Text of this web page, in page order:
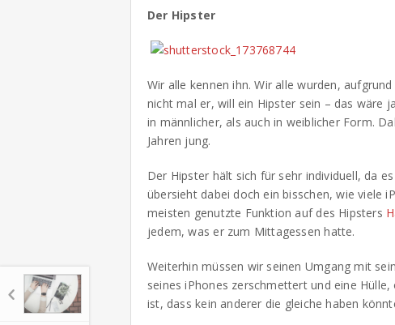
Der Hipster
Wir alle kennen ihn. Wir alle wurden,
nicht mal er, will ein Hipster sein – das wäre
in männlicher, als auch in weiblicher Form.
Jahren jung.
Der Hipster hält sich für sehr individuell, da
übersieht dabei doch ein bisschen, wie viele
meisten genutzte Funktion auf des Hipsters
jedem, was er zum Mittagessen hatte.
Weiterhin müssen wir seinen Umgang mit
seines iPhones zerschmettert und eine
ist, dass kein anderer die gleiche haben